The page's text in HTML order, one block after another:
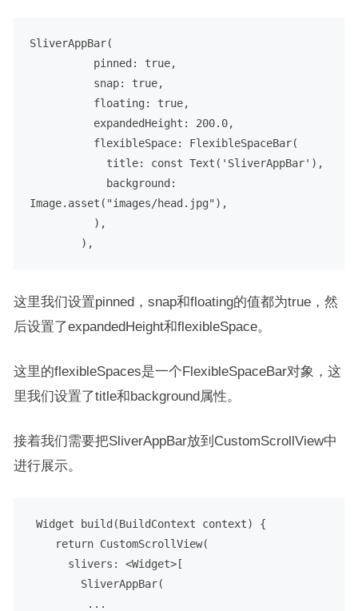
SliverAppBar(
pinned:
true,
snap:
true,
floating:
true,
expandedHeight:
200.0,
flexibleSpace:
FlexibleSpaceBar(
title:
const Text('SliverAppBar'),
background:
Image.asset("images/head.jpg"),
),
),
这里我们设置pinned，snap和floating的值都为true，然
后设置了expandedHeight和flexibleSpace。
这里的flexibleSpaces是一个FlexibleSpaceBar对象，这
里我们设置了title和background属性。
接着我们需要把SliverAppBar放到CustomScrollView中
进行展示。
SliverAppBar(